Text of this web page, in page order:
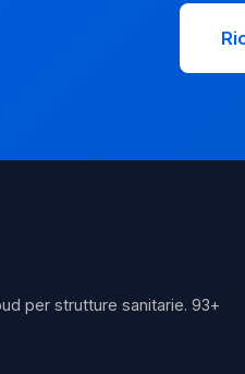
per strutture sanitarie. 93+